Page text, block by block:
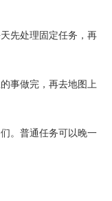
先处理固定任务，再
事做完，再去地图上
。普通任务可以晚一